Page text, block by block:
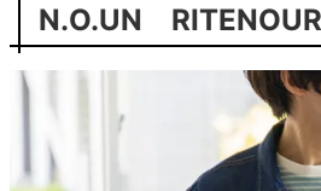
N.O.UN